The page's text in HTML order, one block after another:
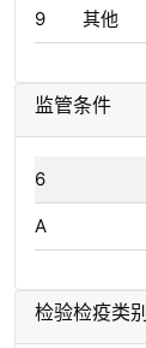
9 其他
监管条件
6
A
检验检疫类别